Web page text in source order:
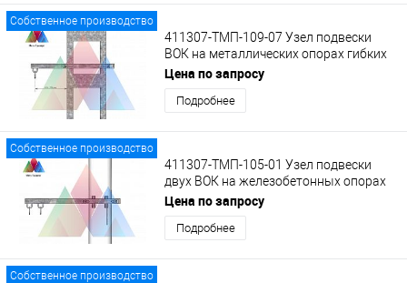
Собственное производство
411307-ТМП-109-07 Узел подвески
ВОК на металлических опорах гибких
поперечин на кронштейне с кольцом
Цена по запросу
Подробнее
Собственное производство
411307-ТМП-105-01 Узел подвески
двух ВОК на железобетонных опорах
КС, на удлиненном кронштейне с
кольцами.
Цена по запросу
Подробнее
Собственное производство